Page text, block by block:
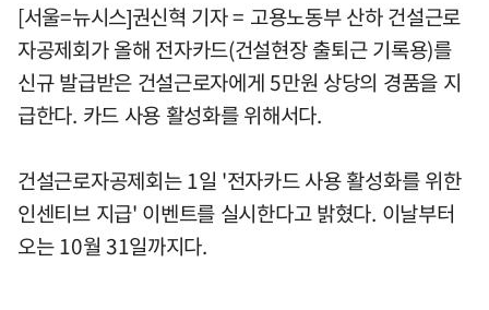
[서울=뉴시스]권신혁 기자 = 고용노동부 산하 건설근로
자공제회가 올해 전자카드(건설현장 출퇴근 기록용)를
신규 발급받은 건설근로자에게 5만원 상당의 경품을 지
급한다. 카드 사용 활성화를 위해서다.
건설근로자공제회는 1일 '전자카드 사용 활성화를 위한
인센티브 지급' 이벤트를 실시한다고 밝혔다. 이날부터
오는 10월 31일까지다.